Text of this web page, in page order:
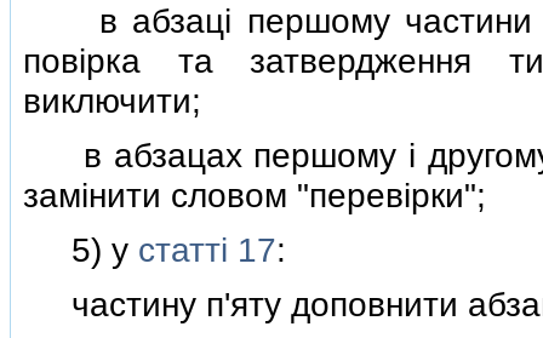
в абзацi першому частини
повiрка та затвердження
виключити;
в абзацах першому i другому
замiнити словом "перевiрки";
5) у статтi 17:
частину п'яту доповнити